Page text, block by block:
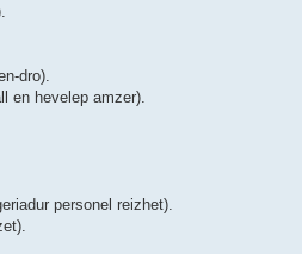
dro).
en hevelep amzer).
personel reizhet).